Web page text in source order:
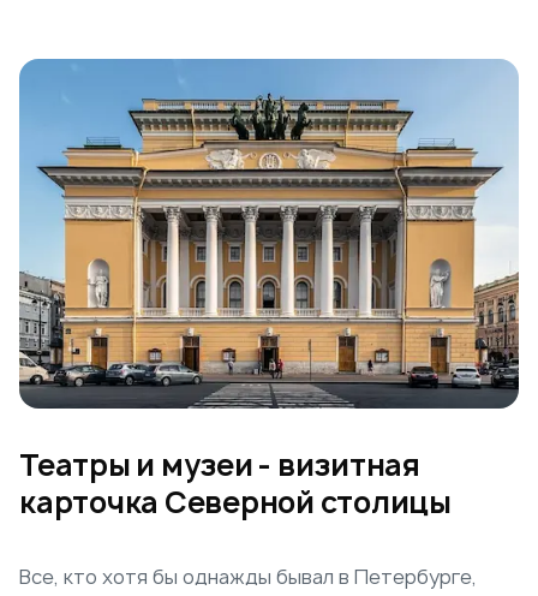
Театры и музеи - визитная
карточка Северной столицы
Все, кто хотя бы однажды бывал в Петербурге,